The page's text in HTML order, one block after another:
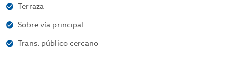
Terraza
Sobre vía principal
Trans. público cercano